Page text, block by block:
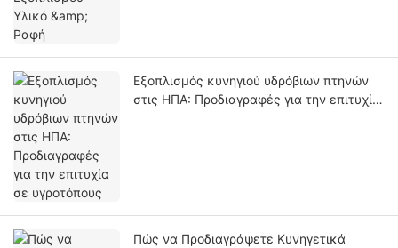
Εξοπλισμός κυνηγιού υδρόβιων πτηνών
στις ΗΠΑ: Προδιαγραφές για την επιτυχία
Πώς να Προδιαγράψετε Κυνηγετικά